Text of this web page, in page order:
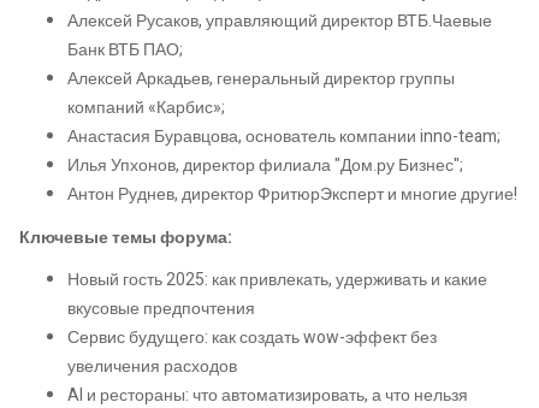
Алексей Русаков, управляющий директор ВТБ.Чаевые
Банк ВТБ ПАО;
Алексей Аркадьев, генеральный директор группы
компаний «Карбис»;
Анастасия Буравцова, основатель компании inno-team;
Илья Упхонов, директор филиала "Дом.ру Бизнес";
Антон Руднев, директор ФритюрЭксперт и многие другие!
Ключевые темы форума:
Новый гость 2025: как привлекать, удерживать и какие
вкусовые предпочтения
Сервис будущего: как создать wow-эффект без
увеличения расходов
AI и рестораны: что автоматизировать, а что нельзя